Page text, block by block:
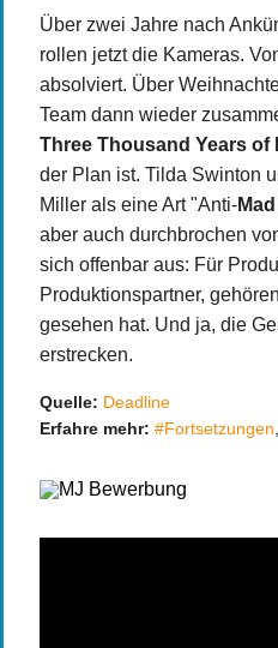
Über zwei Jahre nach
rollen jetzt die Kameras.
absolviert. Über
Team dann wieder
Three Thousand Years of
der Plan ist. Tilda Swinton
Miller als eine Art "Anti-
aber auch durchbrochen
sich offenbar aus: Für
Produktionspartner,
gesehen hat. Und ja, die
erstrecken.
Quelle: Deadline
Erfahre mehr: #Fortsetzungen